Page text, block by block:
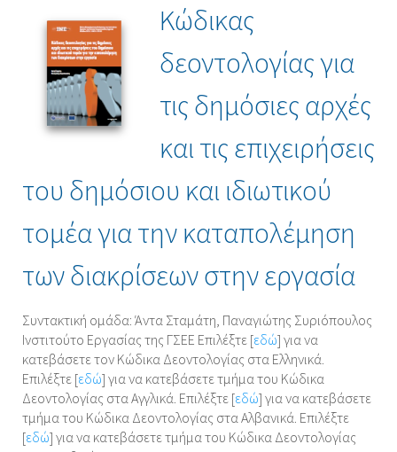
Κώδικας
δεοντολογίας για
τις δημόσιες αρχές
και τις επιχειρήσεις
του δημόσιου και ιδιωτικού
τομέα για την καταπολέμηση
των διακρίσεων στην εργασία
Συντακτική ομάδα: Άντα Σταμάτη, Παναγιώτης Συριόπουλος
Ινστιτούτο Εργασίας της ΓΣΕΕ Επιλέξτε [εδώ] για να
κατεβάσετε τoν Κώδικα Δεοντολογίας στα Eλληνικά.
Επιλέξτε [εδώ] για να κατεβάσετε τμήμα του Κώδικα
Δεοντολογίας στα Aγγλικά. Επιλέξτε [εδώ] για να κατεβάσετε
τμήμα του Κώδικα Δεοντολογίας στα Αλβανικά. Επιλέξτε
[εδώ] για να κατεβάσετε τμήμα του Κώδικα Δεοντολογίας